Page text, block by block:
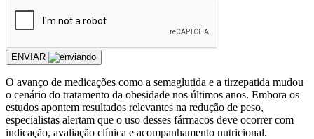
ENVIAR
O avanço de medicações como a semaglutida e a tirzepatida mudou
o cenário do tratamento da obesidade nos últimos anos. Embora os
estudos apontem resultados relevantes na redução de peso,
especialistas alertam que o uso desses fármacos deve ocorrer com
indicação, avaliação clínica e acompanhamento nutricional.